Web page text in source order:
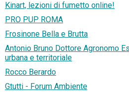
Kinart, lezioni di fumetto online!
PRO PUP ROMA
Frosinone Bella e Brutta
Antonio Bruno Dottore Agronomo
urbana e territoriale
Rocco Berardo
Gtutti - Forum Ambiente